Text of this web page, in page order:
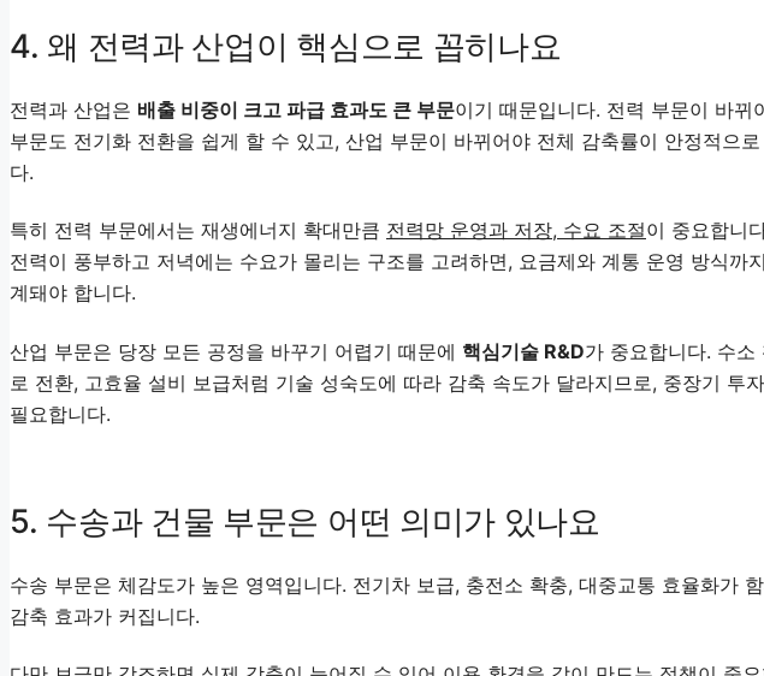
4. 왜 전력과 산업이 핵심으로 꼽히나요
전력과 산업은 배출 비중이 크고 파급 효과도 큰 부문이기 때문입니다. 전력 부문이 바뀌
부문도 전기화 전환을 쉽게 할 수 있고, 산업 부문이 바뀌어야 전체 감축률이 안정적으로
다.
특히 전력 부문에서는 재생에너지 확대만큼 전력망 운영과 저장, 수요 조절이 중요합니
전력이 풍부하고 저녁에는 수요가 몰리는 구조를 고려하면, 요금제와 계통 운영 방식까
계돼야 합니다.
산업 부문은 당장 모든 공정을 바꾸기 어렵기 때문에 핵심기술 R&D가 중요합니다. 수소
로 전환, 고효율 설비 보급처럼 기술 성숙도에 따라 감축 속도가 달라지므로, 중장기 투
필요합니다.
5. 수송과 건물 부문은 어떤 의미가 있나요
수송 부문은 체감도가 높은 영역입니다. 전기차 보급, 충전소 확충, 대중교통 효율화가
감축 효과가 커집니다.